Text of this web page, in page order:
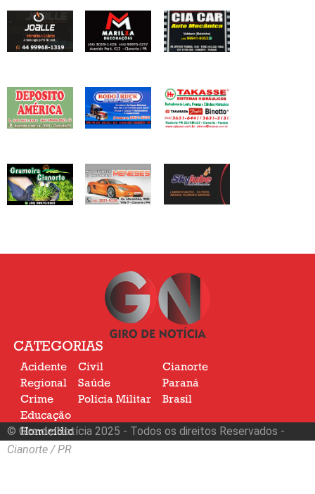
CATEGORIAS
Acidente
Regional
Crime
Civil
Saúde
Polícia Militar
Cianorte
Paraná
Brasil
Educação
Homicídio
Nacional
© Giro de Notícia 2025 - Todos os direitos Reservados -
Cianorte / PR